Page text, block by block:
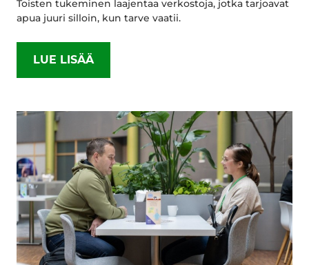
Toisten tukeminen laajentaa verkostoja, jotka tarjoavat
apua juuri silloin, kun tarve vaatii.
LUE LISÄÄ